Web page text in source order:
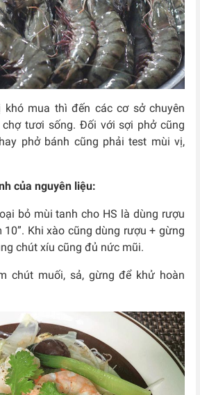
mua thì đến các cơ sở chuyên
chợ tươi sống. Đối với sợi phở cũng
phở bánh cũng phải test mùi vị,
của nguyên liệu:
bỏ mùi tanh cho HS là dùng rượu
Khi xào cũng dùng rượu + gừng
chút xíu cũng đủ nức mũi.
chút muối, sả, gừng để khử hoàn